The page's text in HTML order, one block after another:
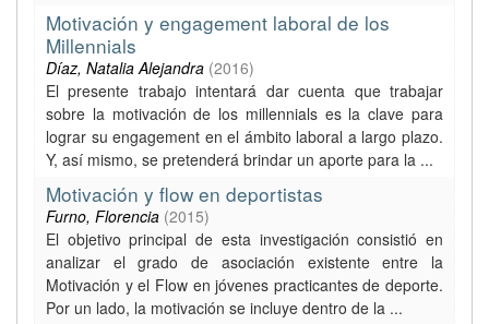
Motivación y engagement laboral de los
Millennials
Díaz, Natalia Alejandra (2016)
El presente trabajo intentará dar cuenta que trabajar
sobre la motivación de los millennials es la clave para
lograr su engagement en el ámbito laboral a largo plazo.
Y, así mismo, se pretenderá brindar un aporte para la ...
Motivación y flow en deportistas
Furno, Florencia (2015)
El objetivo principal de esta investigación consistió en
analizar el grado de asociación existente entre la
Motivación y el Flow en jóvenes practicantes de deporte.
Por un lado, la motivación se incluye dentro de la ...